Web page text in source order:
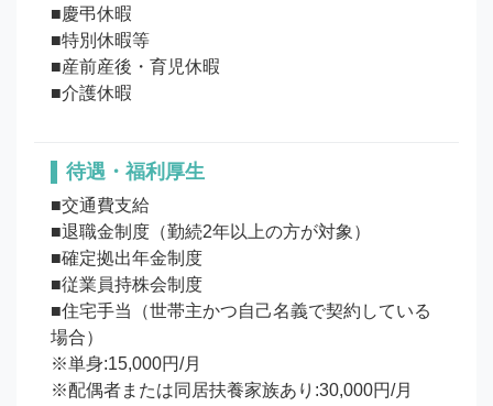
■慶弔休暇
■特別休暇等
■産前産後・育児休暇
待遇・福利厚生
■交通費支給
■退職金制度（勤続2年以上の方が対象）
■確定拠出年金制度
■従業員持株会制度
■住宅手当（世帯主かつ自己名義で契約している
場合）
※単身:15,000円/月
※配偶者または同居扶養家族あり:30,000円/月